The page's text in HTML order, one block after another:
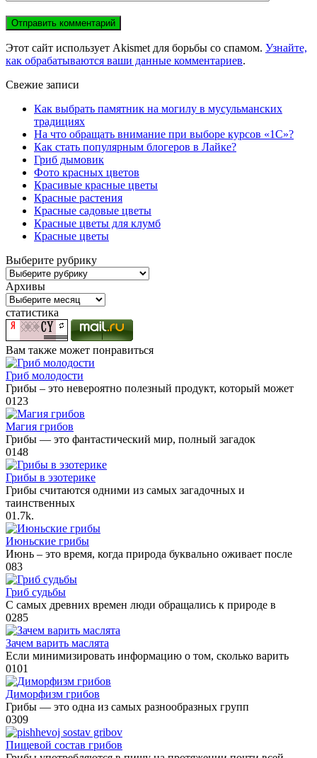
Этот сайт использует Akismet для борьбы со спамом. Узнайте,
как обрабатываются ваши данные комментариев.
Свежие записи
Как выбрать памятник на могилу в мусульманских
традициях
На что обращать внимание при выборе курсов «1С»?
Как стать популярным блогеров в Лайке?
Гриб дымовик
Фото красных цветов
Красивые красные цветы
Красные растения
Красные садовые цветы
Красные цветы для клумб
Красные цветы
Выберите рубрику
Выберите
рубрику
Архивы
Архивы
статистика
Вам также может понравиться
Гриб молодости
Грибы – это невероятно полезный продукт, который может
0123
Магия грибов
Грибы — это фантастический мир, полный загадок
0148
Грибы в эзотерике
Грибы считаются одними из самых загадочных и
таинственных
01.7k.
Июньские грибы
Июнь – это время, когда природа буквально оживает после
083
Гриб судьбы
С самых древних времен люди обращались к природе в
0285
Зачем варить маслята
Если минимизировать информацию о том, сколько варить
0101
Диморфизм грибов
Грибы — это одна из самых разнообразных групп
0309
Пищевой состав грибов